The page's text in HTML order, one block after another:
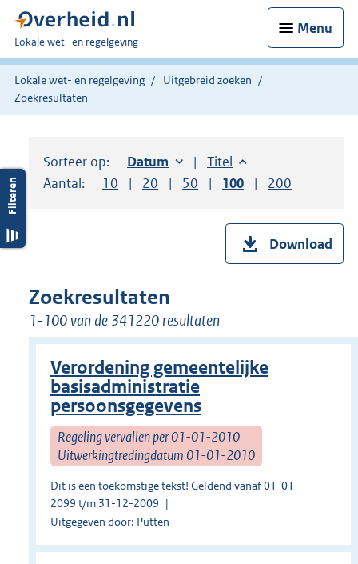
Menu
U
bent
hier:
Lokale wet- en regelgeving
Lokale wet- en regelgeving
Uitgebreid zoeken
Zoekresultaten
Sorteer op: Sorteer op:
Datum oplopendSorteer op:
Titel oplopend
Aantal:
Toon
10 resultaten per pagina
Toon
20 resultaten per pagina
Toon
50 resultaten per pagina
Toon
100 resultaten per
Toon
200
Download
Zoekresultaten
1-100 van de 341220 resultaten
Verordening gemeentelijke
basisadministratie
persoonsgegevens
Regeling vervallen per 01-01-2010
Uitwerkingtredingdatum 01-01-2010
Dit is een toekomstige tekst! Geldend vanaf 01-01-
2099 t/m 31-12-2009
Uitgegeven door: Putten